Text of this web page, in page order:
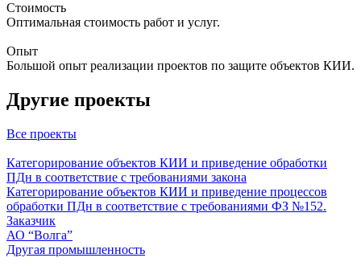
Стоимость
Оптимальная стоимость работ и услуг.
Опыт
Большой опыт реализации проектов по защите объектов КИИ.
Другие проекты
Все проекты
Категорирование объектов КИИ и приведение обработки
ПДн в соответствие с требованиями закона
Категорирование объектов КИИ и приведение процессов
обработки ПДн в соответствие с требованиями ФЗ №152.
Заказчик
АО “Волга”
Другая промышленность